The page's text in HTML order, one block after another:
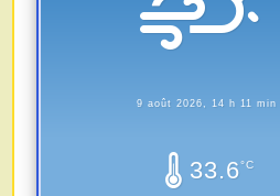
9 août 2026, 14 h 11 min
33.6°C